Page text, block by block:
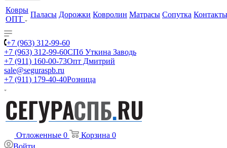
Ковры
ОПТ
Паласы Дорожки Ковролин Матрасы Сопутка Контакты
+7 (963) 312-99-60
+7 (963) 312-99-60СПб Уткина Заводь
+7 (911) 160-00-73Опт Дмитрий
sale@seguraspb.ru
+7 (911) 179-40-40Розница
Отложенные 0 Корзина 0
Войти